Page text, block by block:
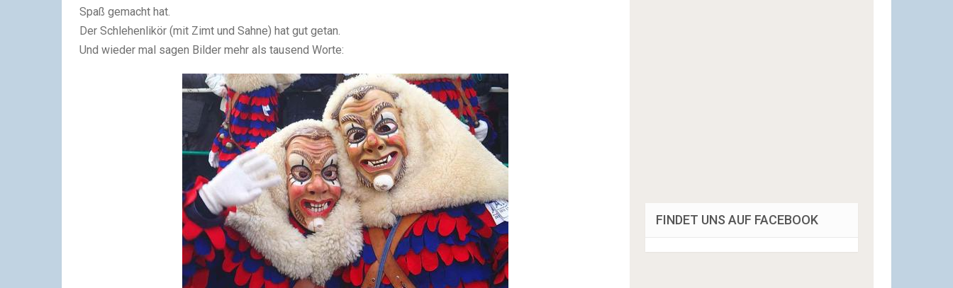
Spaß gemacht hat.
Der Schlehenlikör (mit Zimt und Sahne) hat gut getan.
Und wieder mal sagen Bilder mehr als tausend Worte:
FINDET UNS AUF FACEBOOK